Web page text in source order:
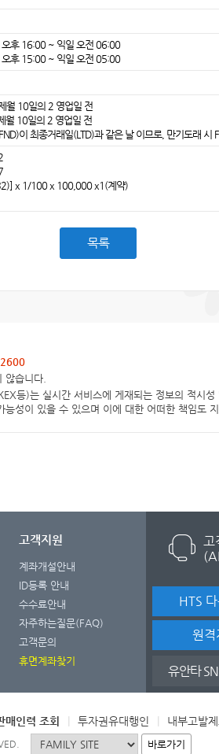
후 16:00 ~ 익일 오전 06:00
후 15:00 ~ 익일 오전 05:00
월 10일의 2 영업일 전
월 10일의 2 영업일 전
이 최종거래일(LTD)과 같은 날 이므로, 만기도래 시
x 1/100 x 100,000 x1(계약)
목록
2600
않습니다.
등)는 실시간 서비스에 게재되는 정보의 적시
성이 있을 수 있으며 이에 대한 어떠한 책임도
고객지원
계좌개설안내
ID등록 안내
수수료안내
자주하는질문(FAQ)
고객문의
휴면계좌찾기
고
HTS
원격
유안타
매인력 조회 투자권유대행인 내부고발
바로가기